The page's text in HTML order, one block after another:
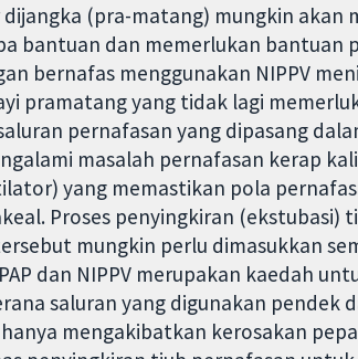
(pra-matang) mungkin akan
bantuan dan memerlukan bantuan
bernafas menggunakan NIPPV
pramatang yang tidak lagi
pernafasan yang dipasang
masalah pernafasan kerap
yang memastikan pola
Proses penyingkiran (ekstubasi)
mungkin perlu dimasukkan
dan NIPPV merupakan kaedah
saluran yang digunakan pendek
mengakibatkan kerosakan